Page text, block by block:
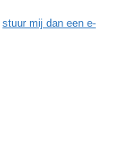
stuur mij dan een e-